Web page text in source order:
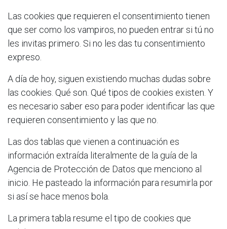
Las cookies que requieren el consentimiento tienen
que ser como los vampiros, no pueden entrar si tú no
les invitas primero. Si no les das tu consentimiento
expreso.
A día de hoy, siguen existiendo muchas dudas sobre
las cookies. Qué son. Qué tipos de cookies existen. Y
es necesario saber eso para poder identificar las que
requieren consentimiento y las que no.
Las dos tablas que vienen a continuación es
información extraída literalmente de la guía de la
Agencia de Protección de Datos que menciono al
inicio. He pasteado la información para resumirla por
si así se hace menos bola.
La primera tabla resume el tipo de cookies que